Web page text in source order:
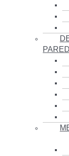
PARED